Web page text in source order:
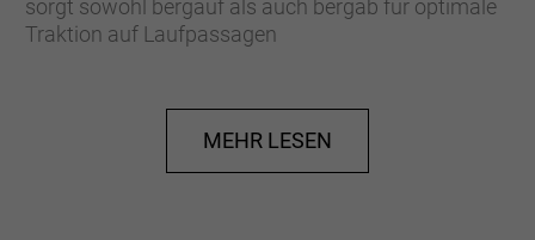
sorgt sowohl bergauf als auch bergab für optimale
Traktion auf Laufpassagen
Strapazen im Gelände
- Verstärkte Zehenbox schützt vor Abrieb und allerlei
MEHR LESEN